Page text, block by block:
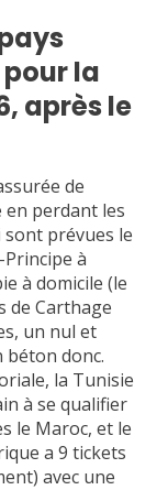
la
après le
de
perdant les
sont prévues le
à
à domicile (le
de Carthage
un nul et
béton donc.
la Tunisie
à se qualifier
le Maroc, et le
a 9 tickets
avec une